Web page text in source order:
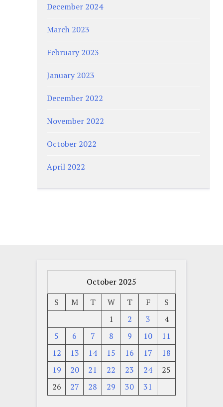
December 2024
March 2023
February 2023
January 2023
December 2022
November 2022
October 2022
April 2022
October 2025
S
M T W T F
S
1
2 3
4
5
6 7 8 9 10
11
12
13 14 15 16 17
18
19
20 21 22 23 24
25
26
27 28 29 30 31